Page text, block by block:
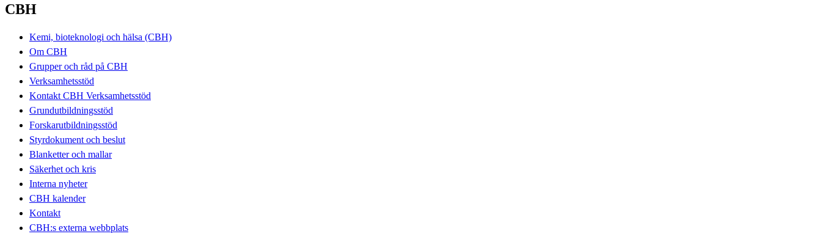
CBH
Kemi, bioteknologi och hälsa (CBH)
Om CBH
Grupper och råd på CBH
Verksamhetsstöd
Kontakt CBH Verksamhetsstöd
Grundutbildningsstöd
Forskarutbildningsstöd
Styrdokument och beslut
Blanketter och mallar
Säkerhet och kris
Interna nyheter
CBH kalender
Kontakt
CBH:s externa webbplats